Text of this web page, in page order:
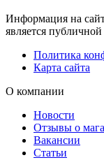
Информация на
является
Политика
Карта сайта
О компании
Новости
Отзывы о
Вакансии
Статьи